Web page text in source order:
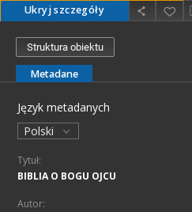
Ukryj szczegóły
Struktura obiektu
Metadane
Język metadanych
Polski
Tytuł:
BIBLIA O BOGU OJCU
Autor: